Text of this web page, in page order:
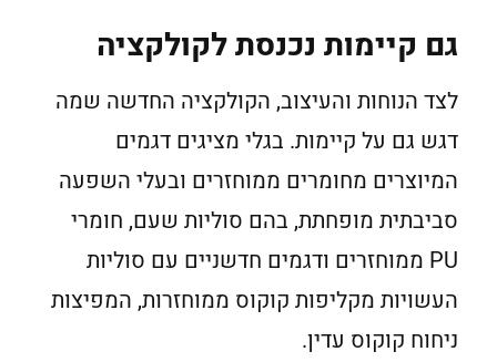
גם קיימות נכנסת לקולקציה
לצד הנוחות והעיצוב, הקולקציה החדשה שמה
דגש גם על קיימות. בגלי מציגים דגמים
המיוצרים מחומרים ממוחזרים ובעלי השפעה
סביבתית מופחתת, בהם סוליות שעם, חומרי
PU ממוחזרים ודגמים חדשניים עם סוליות
העשויות מקליפות קוקוס ממוחזרות, המפיצות
ניחוח קוקוס עדין.